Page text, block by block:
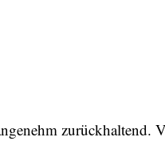
zurückhaltend.